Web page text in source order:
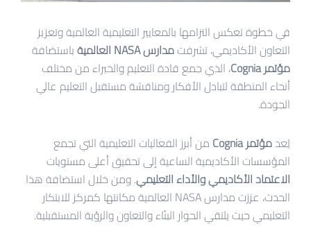
في خطوة تعكس التزامها بالمعايير التعليمية العالمية وتعزيز
التعاون الأكاديمي، تشرفتمدارس NASA العالمية
باستضافة
مؤتمر Cognia
، الذي جمع قادة التعليم والخبراء من مختلف
أنحاء المنطقة لتبادل الأفكار ومناقشة مستقبل التعليم عالي
الجودة.
يُعدمؤتمر Cognia
من أبرز الفعاليات التعليمية التي تجمع
المؤسسات الأكاديمية الساعية إلى تحقيق أعلى مستويات
الاعتماد الأكاديمي والأداء التعليمي. ومن خلال استضافة هذا
الحدث، عززت مدارس NASA العالمية مكانتها كمركز للابتكار
التعليمي حيث يلتقي الحوار البنّاء والتعاون والرؤية المستقبلية.